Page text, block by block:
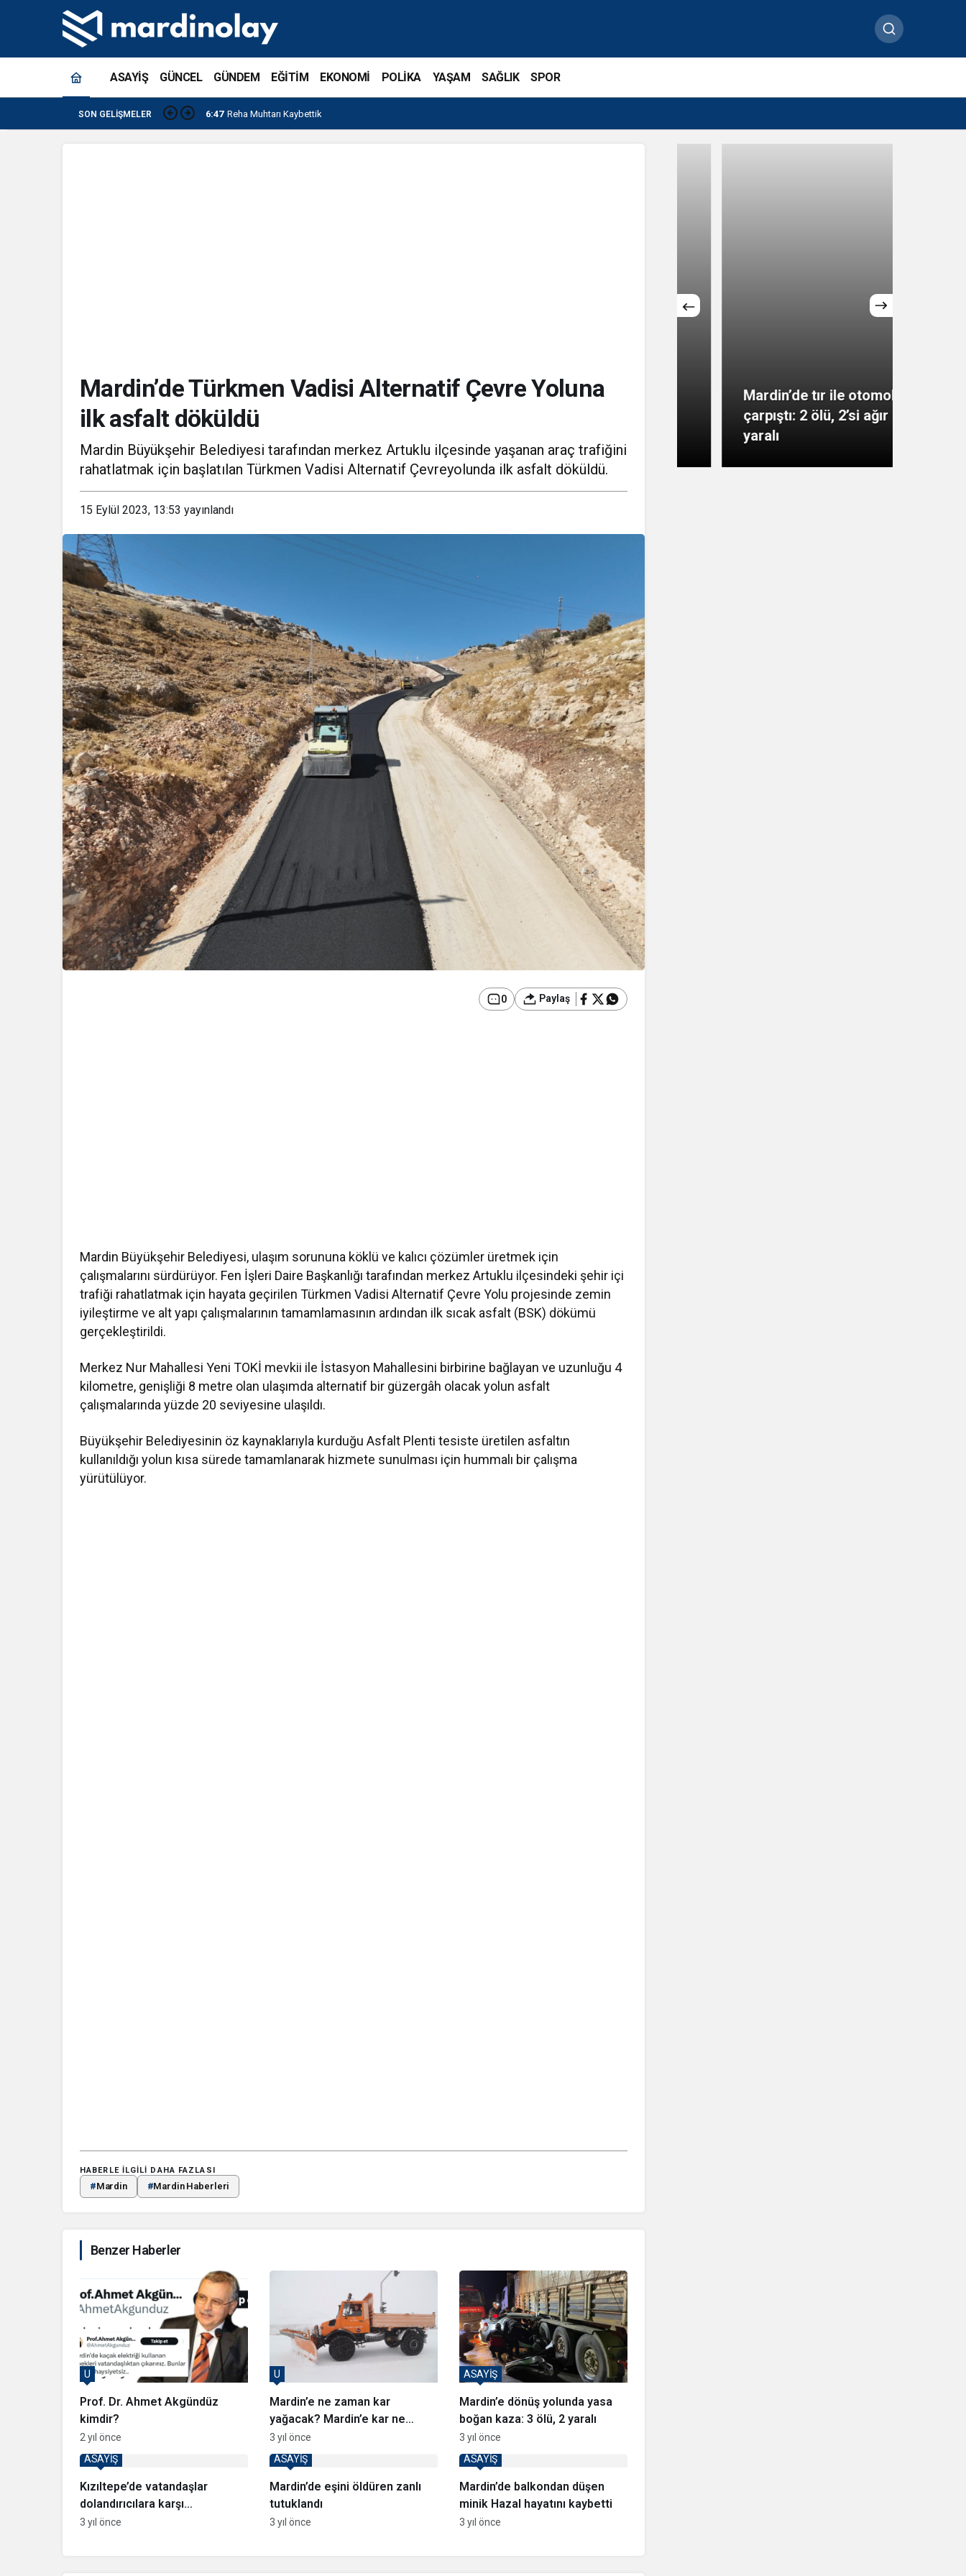
ASAYİŞ GÜNCEL GÜNDEM EĞİTİM EKONOMİ POLİKA YAŞAM SAĞLIK SPOR
SON GELIŞMELER 21:54 Baba Vanga 2026 Tahminleri Mardin
Mardin’de Türkmen Vadisi Alternatif Çevre Yoluna
ilk asfalt döküldü
Mardin Büyükşehir Belediyesi tarafından merkez Artuklu ilçesinde yaşanan araç trafiğini
rahatlatmak için başlatılan Türkmen Vadisi Alternatif Çevreyolunda ilk asfalt döküldü.
15 Eylül 2023, 13:53 yayınlandı
0 Paylaş
Mardin Büyükşehir Belediyesi, ulaşım sorununa köklü ve kalıcı çözümler üretmek için
çalışmalarını sürdürüyor. Fen İşleri Daire Başkanlığı tarafından merkez Artuklu ilçesindeki şehir içi
trafiği rahatlatmak için hayata geçirilen Türkmen Vadisi Alternatif Çevre Yolu projesinde zemin
iyileştirme ve alt yapı çalışmalarının tamamlamasının ardından ilk sıcak asfalt (BSK) dökümü
gerçekleştirildi.
Merkez Nur Mahallesi Yeni TOKİ mevkii ile İstasyon Mahallesini birbirine bağlayan ve uzunluğu 4
kilometre, genişliği 8 metre olan ulaşımda alternatif bir güzergâh olacak yolun asfalt
çalışmalarında yüzde 20 seviyesine ulaşıldı.
Büyükşehir Belediyesinin öz kaynaklarıyla kurduğu Asfalt Plenti tesiste üretilen asfaltın
kullanıldığı yolun kısa sürede tamamlanarak hizmete sunulması için hummalı bir çalışma
yürütülüyor.
HABERLE ILGILI DAHA FAZLASI
#Mardin #Mardin Haberleri
Benzer Haberler
Prof. Dr. Ahmet Akgündüz
kimdir?
U
2 yıl önce
Mardin’e ne zaman kar
yağacak? Mardin’e kar ne
zaman gelecek?
U
3 yıl önce
Mardin’e dönüş yolunda yasa
boğan kaza: 3 ölü, 2 yaralı
ASAYİŞ
3 yıl önce
Kızıltepe’de vatandaşlar
dolandırıcılara karşı
bilgilendirildi
ASAYİŞ
3 yıl önce
Mardin’de eşini öldüren zanlı
tutuklandı
ASAYİŞ
3 yıl önce
Mardin’de balkondan düşen
minik Hazal hayatını kaybetti
ASAYİŞ
3 yıl önce
Mardin’de tır ile otomobil
çarpıştı: 2 ölü, 2’si ağır 3